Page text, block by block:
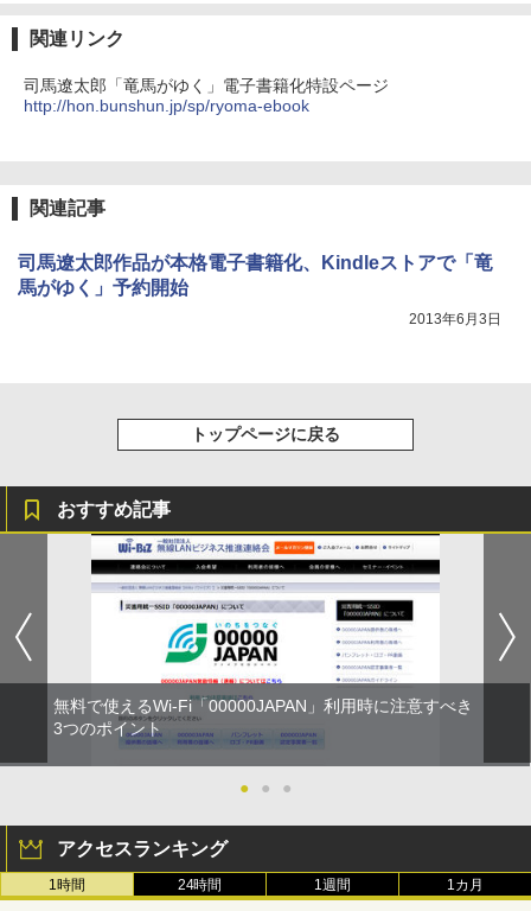
関連リンク
司馬遼太郎「竜馬がゆく」電子書籍化特設ページ
http://hon.bunshun.jp/sp/ryoma-ebook
関連記事
司馬遼太郎作品が本格電子書籍化、Kindleストアで「竜
馬がゆく」予約開始
2013年6月3日
トップページに戻る
おすすめ記事
無料で使えるWi-Fi「00000JAPAN」利用時に注意すべき
3つのポイント
● ● ●
アクセスランキング
1時間 24時間 1週間 1カ月